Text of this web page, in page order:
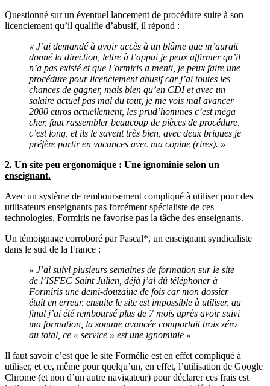
Questionné sur un éventuel lancement de procédure suite à son
licenciement qu’il qualifie d’abusif, il répond :
« J’ai demandé à avoir accès à un blâme que m’aurait
donné la direction, lettre à l’appui je peux affirmer qu’il
n’a pas existé et que Formiris a menti, je peux faire une
procédure pour licenciement abusif car j’ai toutes les
chances de gagner, mais bien qu’en CDI et avec un
salaire actuel pas mal du tout, je me vois mal avancer
2000 euros actuellement, les prud’hommes c’est méga
cher, faut rassembler beaucoup de pièces de procédure,
c’est long, et ils le savent très bien, avec deux briques je
préfère partir en vacances avec ma copine (rires). »
2. Un site peu ergonomique : Une ignominie selon un
enseignant.
Avec un système de remboursement compliqué à utiliser pour des
utilisateurs enseignants pas forcément spécialiste de ces
technologies, Formiris ne favorise pas la tâche des enseignants.
Un témoignage corroboré par Pascal*, un enseignant syndicaliste
dans le sud de la France :
« J’ai suivi plusieurs semaines de formation sur le site
de l’ISFEC Saint Julien, déjà j’ai dû téléphoner à
Formiris une demi-douzaine de fois car mon dossier
était en erreur, ensuite le site est impossible à utiliser, au
final j’ai été remboursé plus de 7 mois après avoir suivi
ma formation, la somme avancée comportait trois zéro
au total, ce « service » est une ignominie »
Il faut savoir c’est que le site Formélie est en effet compliqué à
utiliser, et ce, même pour quelqu’un, en effet, l’utilisation de Google
Chrome (et non d’un autre navigateur) pour déclarer ces frais est